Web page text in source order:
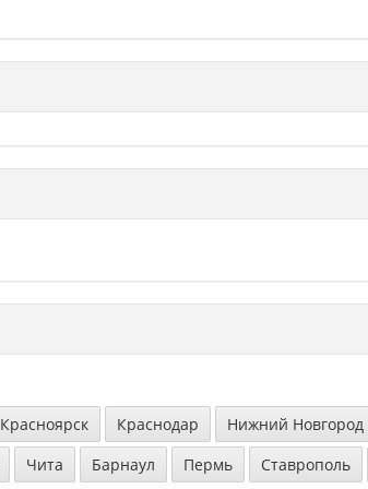
Красноярск Краснодар
Нижний Новгород
Чита Барнаул Пермь Ставрополь